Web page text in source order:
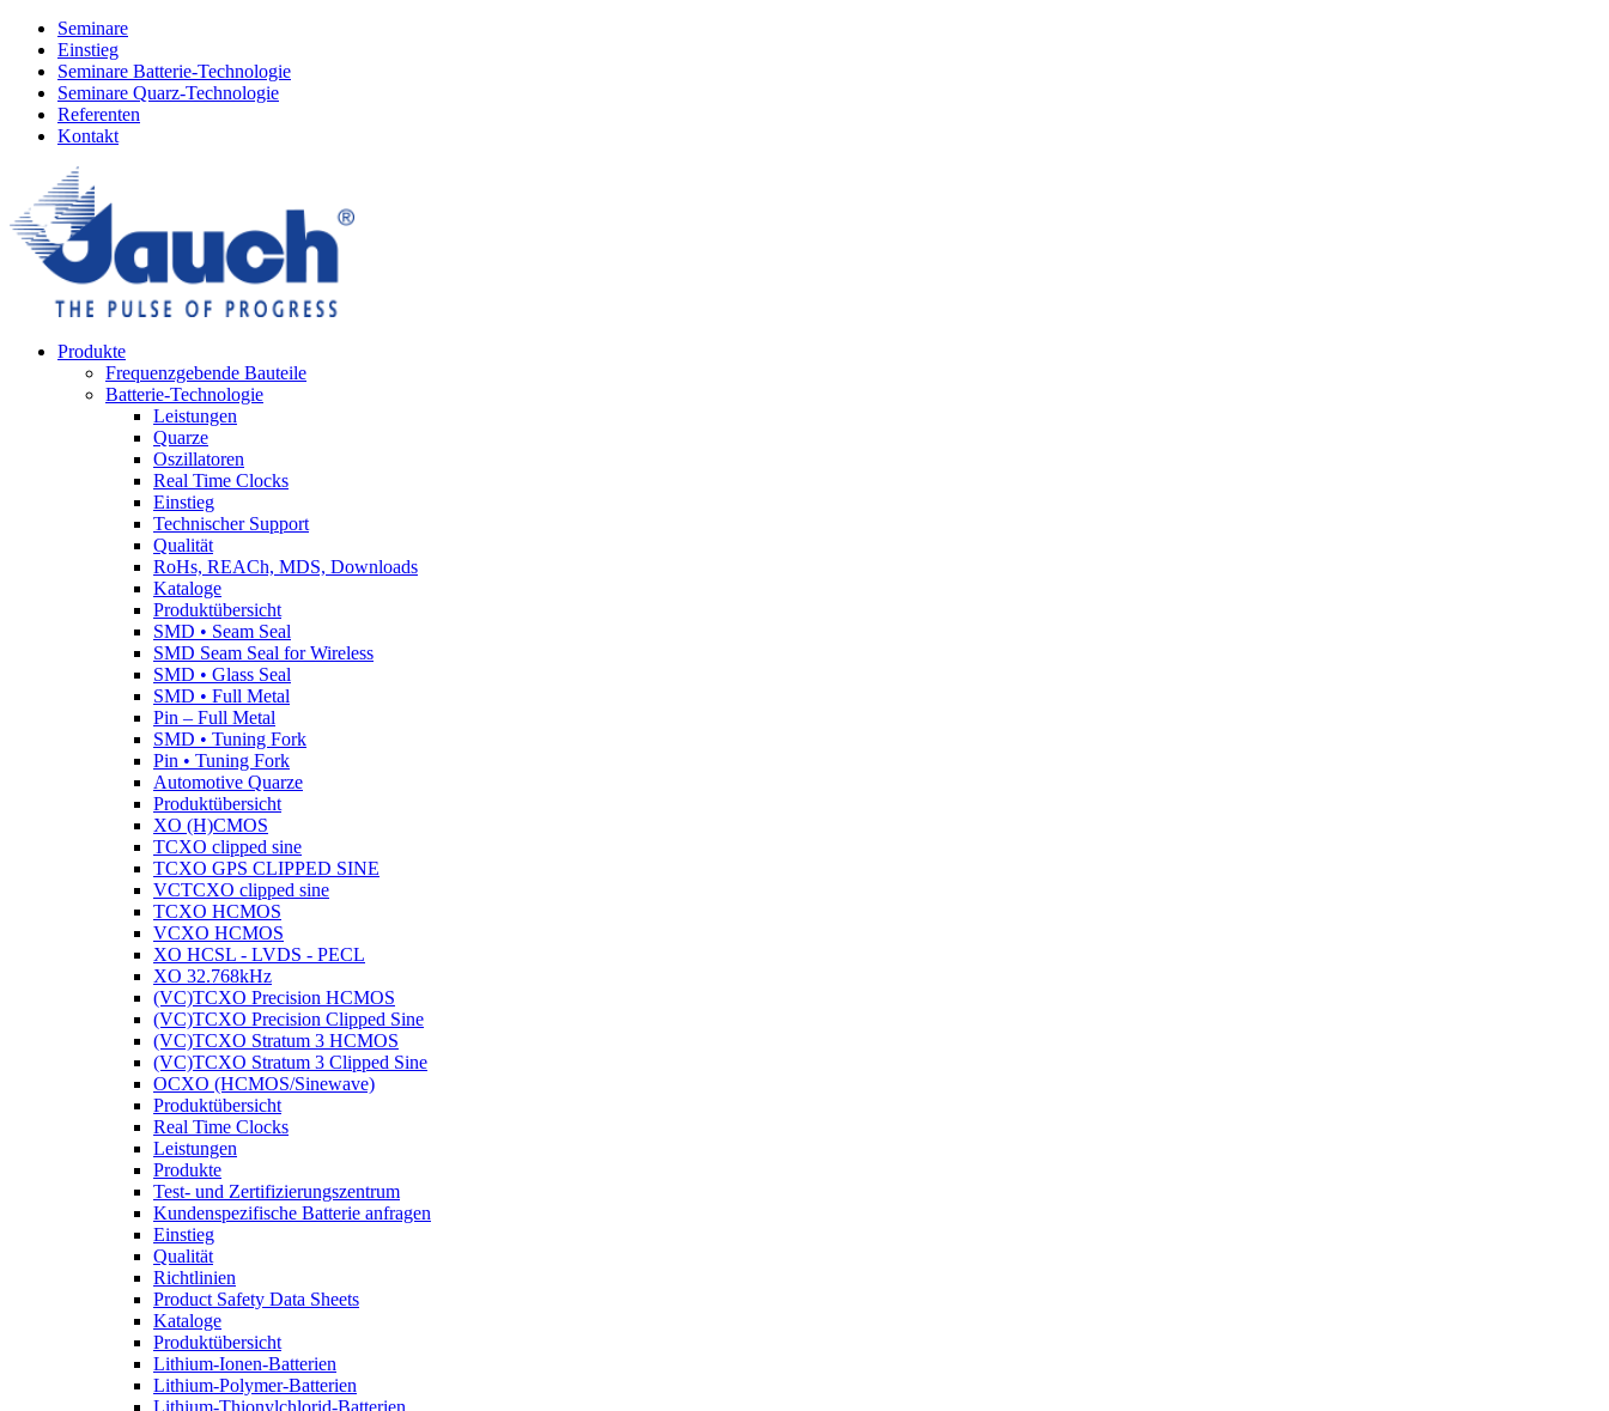
Seminare
Einstieg
Seminare Batterie-Technologie
Seminare Quarz-Technologie
Referenten
Kontakt
Produkte
Frequenzgebende Bauteile
Batterie-Technologie
Leistungen
Quarze
Oszillatoren
Real Time Clocks
Einstieg
Technischer Support
Qualität
RoHs, REACh, MDS, Downloads
Kataloge
Produktübersicht
SMD • Seam Seal
SMD Seam Seal for Wireless
SMD • Glass Seal
SMD • Full Metal
Pin – Full Metal
SMD • Tuning Fork
Pin • Tuning Fork
Automotive Quarze
Produktübersicht
XO (H)CMOS
TCXO clipped sine
TCXO GPS CLIPPED SINE
VCTCXO clipped sine
TCXO HCMOS
VCXO HCMOS
XO HCSL - LVDS - PECL
XO 32.768kHz
(VC)TCXO Precision HCMOS
(VC)TCXO Precision Clipped Sine
(VC)TCXO Stratum 3 HCMOS
(VC)TCXO Stratum 3 Clipped Sine
OCXO (HCMOS/Sinewave)
Produktübersicht
Real Time Clocks
Leistungen
Produkte
Test- und Zertifizierungszentrum
Kundenspezifische Batterie anfragen
Einstieg
Qualität
Richtlinien
Product Safety Data Sheets
Kataloge
Produktübersicht
Lithium-Ionen-Batterien
Lithium-Polymer-Batterien
Lithium-Thionylchlorid-Batterien